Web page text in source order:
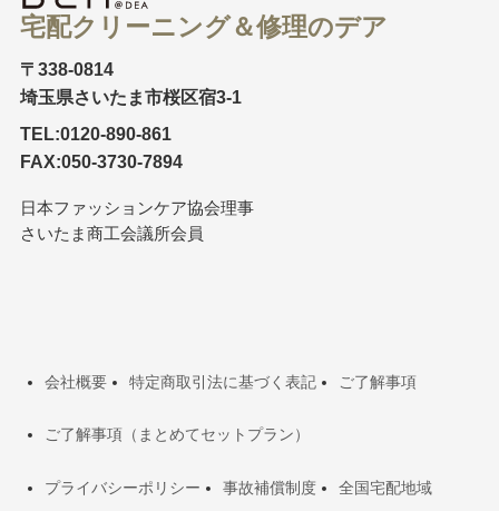
宅配クリーニング＆修理のデア
〒338-0814
埼玉県さいたま市桜区宿3-1
TEL:0120-890-861
FAX:050-3730-7894
日本ファッションケア協会理事
さいたま商工会議所会員
会社概要 特定商取引法に基づく表記 ご了解事項
ご了解事項（まとめてセットプラン）
プライバシーポリシー 事故補償制度 全国宅配地域